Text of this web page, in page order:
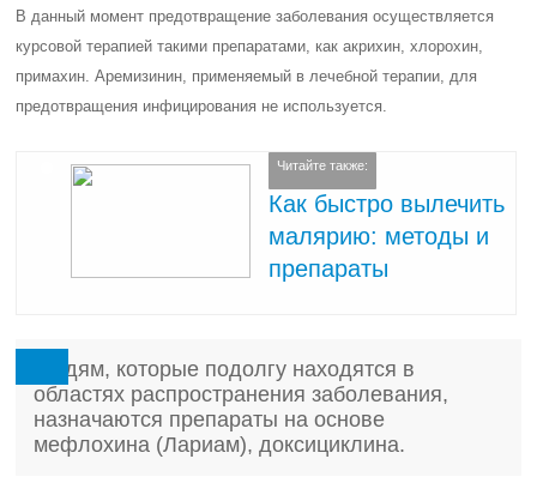
В данный момент предотвращение заболевания осуществляется
курсовой терапией такими препаратами, как акрихин, хлорохин,
примахин. Аремизинин, применяемый в лечебной терапии, для
предотвращения инфицирования не используется.
Читайте также:
Как быстро вылечить
малярию: методы и
препараты
Людям, которые подолгу находятся в
областях распространения заболевания,
назначаются препараты на основе
мефлохина (Лариам), доксициклина.